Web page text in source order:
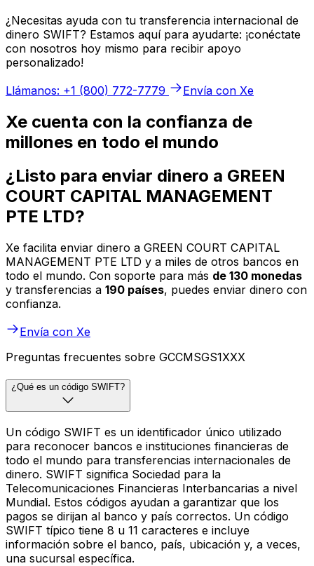
¿Necesitas ayuda con tu transferencia internacional de
dinero SWIFT? Estamos aquí para ayudarte: ¡conéctate
con nosotros hoy mismo para recibir apoyo
personalizado!
Llámanos: +1 (800) 772-7779
Envía con Xe
Xe cuenta con la confianza de
millones en todo el mundo
¿Listo para enviar dinero a GREEN
COURT CAPITAL MANAGEMENT
PTE LTD?
Xe facilita enviar dinero a GREEN COURT CAPITAL
MANAGEMENT PTE LTD y a miles de otros bancos en
todo el mundo. Con soporte para más de 130 monedas
y transferencias a 190 países, puedes enviar dinero con
confianza.
Envía con Xe
Preguntas frecuentes sobre GCCMSGS1XXX
¿Qué es un código SWIFT?
Un código SWIFT es un identificador único utilizado
para reconocer bancos e instituciones financieras de
todo el mundo para transferencias internacionales de
dinero. SWIFT significa Sociedad para la
Telecomunicaciones Financieras Interbancarias a nivel
Mundial. Estos códigos ayudan a garantizar que los
pagos se dirijan al banco y país correctos. Un código
SWIFT típico tiene 8 u 11 caracteres e incluye
información sobre el banco, país, ubicación y, a veces,
una sucursal específica.